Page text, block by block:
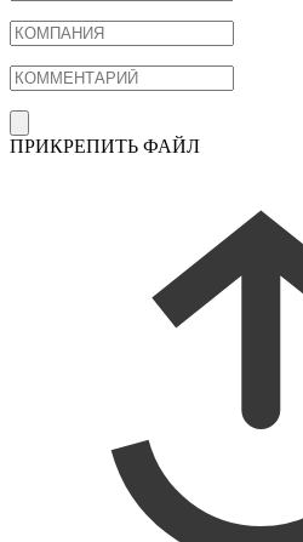
ПРИКРЕПИТЬ ФАЙЛ